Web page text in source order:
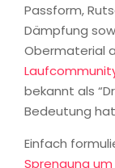
Passform,
Dämpfung
Obermaterial
bekannt als
Bedeutung
Einfach
Sprengung